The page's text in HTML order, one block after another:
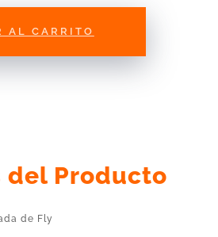
AL CARRITO
del Producto
de Fly